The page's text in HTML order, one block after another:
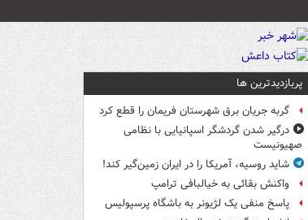
پربازدیدترین ها
گربه جریان برق شهرستان فریمان را قطع کرد
درگیر شدن گردشگر اسپانیایی با نظامی
صهیونیست
شاید روسیه، آمریکا را در ایران زمین‌گیر کند!
واکنش بقائی به خیالبافی ترامپ
پاسخ منفی یک لژیونر به باشگاه پرسپولیس